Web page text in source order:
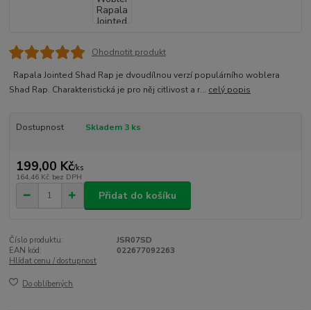
Ohodnotit produkt
Rapala Jointed Shad Rap je dvoudílnou verzí populárního woblera
Shad Rap. Charakteristická je pro něj citlivost a r... celý popis
Dostupnost Skladem 3 ks
199,00 Kč/ks
164,46 Kč bez DPH
Přidat do košíku
Číslo produktu:
JSR07SD
EAN kód:
022677092263
Hlídat cenu / dostupnost
Do oblíbených